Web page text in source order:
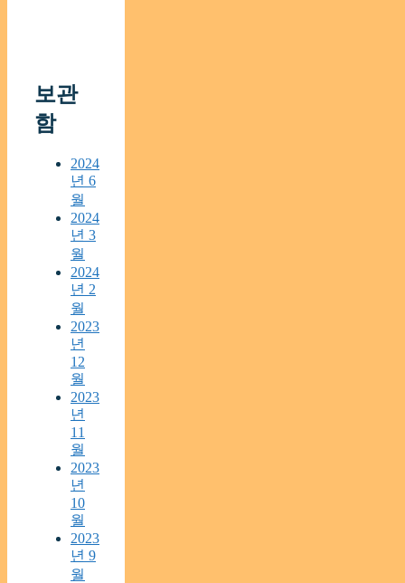
보관
함
2024
년 6
월
2024
년 3
월
2024
년 2
월
2023
년
12
월
2023
년
11
월
2023
년
10
월
2023
년 9
월